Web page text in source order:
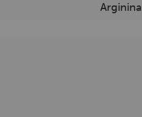
Arginina